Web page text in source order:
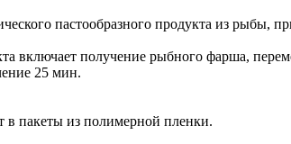
пастообразного продукта из рыбы,
включает получение рыбного фарша,
25 мин.
в пакеты из полимерной пленки.